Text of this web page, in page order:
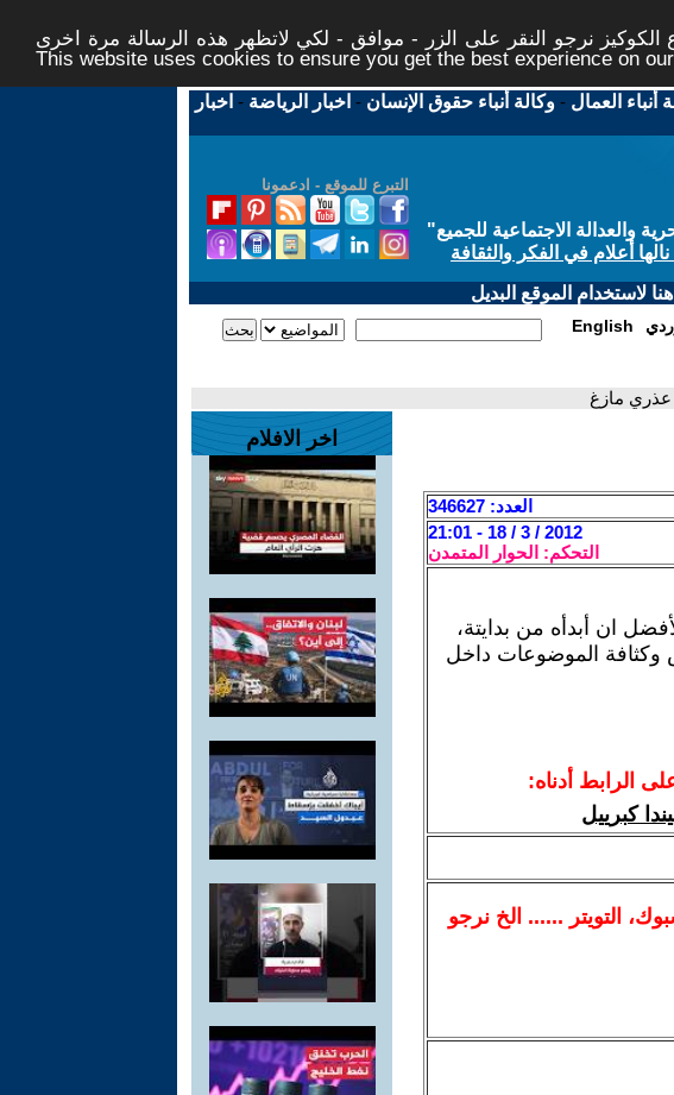
نرجو النقر على الزر - موافق - لكي لاتظهر هذه الرسالة مرة اخرى -
This website uses cookies to ensure you get the best experience on
أنباء العمال -وكالة أنباء حقوق الإنسان - اخبار الرياضة - اخبار
التبرع للموقع - ادعمونا
الاجتماعية للجميع"
أعلام في الفكر والثقافة
لاستخدام الموقع البديل
English
مازغ
العدد: 346627
2012 / 3 / 18 - 21:01
التحكم: الحوار المتمدن
ان أبدأه من بدايتة،
وكثافة الموضوعات داخل
الرابط أدناه:
كبرييل
، التويتر ...... الخ نرجو
اخر الافلام